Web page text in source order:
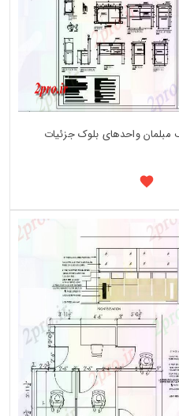
مبلمان واحدهای بلوک جزئیات